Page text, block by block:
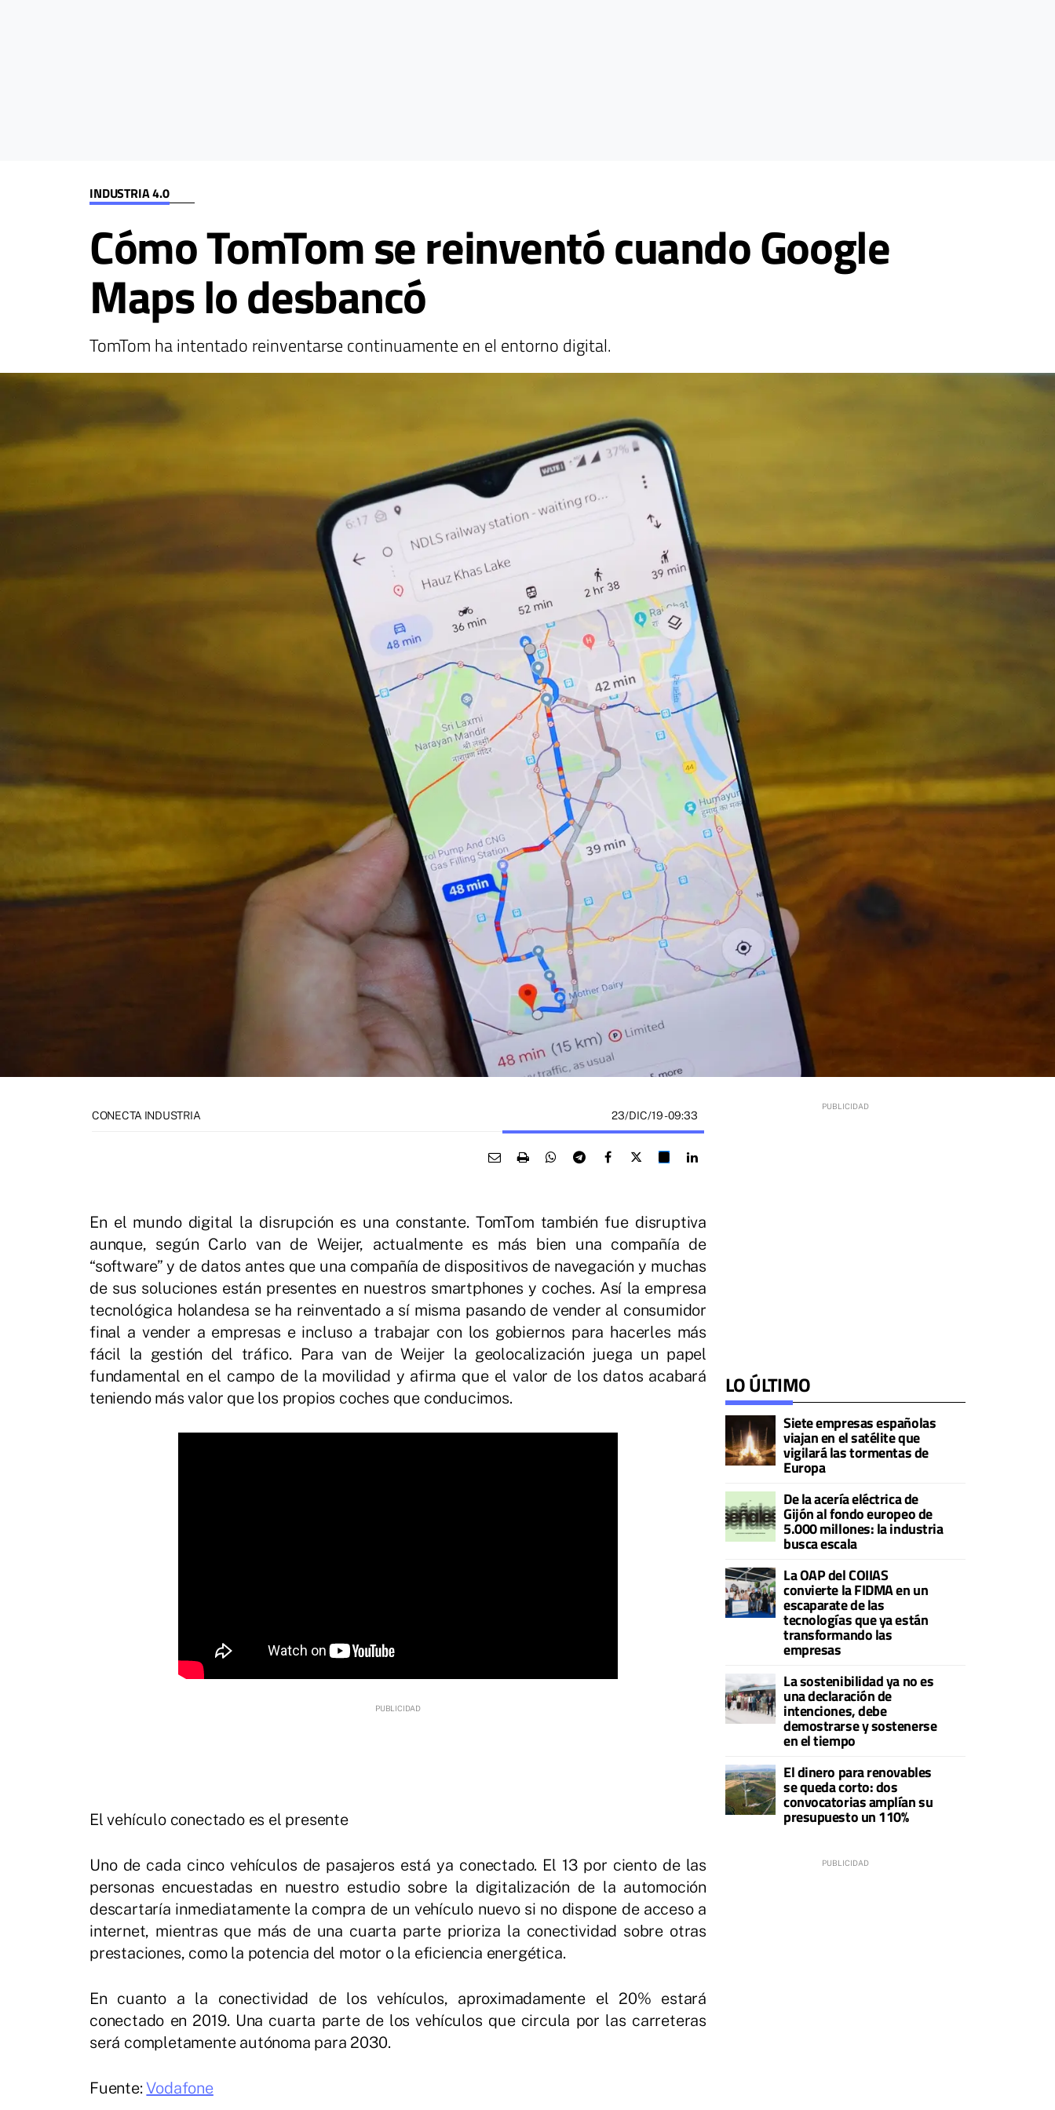
INDUSTRIA 4.0
Cómo TomTom se reinventó cuando Google
Maps lo desbancó
TomTom ha intentado reinventarse continuamente en el entorno digital.
CONECTA INDUSTRIA 23/DIC/19- 09:33
En el mundo digital la disrupción es una constante. TomTom también fue disruptiva
aunque, según Carlo van de Weijer, actualmente es más bien una compañía de
“software” y de datos antes que una compañía de dispositivos de navegación y muchas
de sus soluciones están presentes en nuestros smartphones y coches. Así la empresa
tecnológica holandesa se ha reinventado a sí misma pasando de vender al consumidor
final a vender a empresas e incluso a trabajar con los gobiernos para hacerles más
fácil la gestión del tráfico. Para van de Weijer la geolocalización juega un papel
fundamental en el campo de la movilidad y afirma que el valor de los datos acabará
teniendo más valor que los propios coches que conducimos.
El vehículo conectado es el presente
Uno de cada cinco vehículos de pasajeros está ya conectado. El 13 por ciento de las
personas encuestadas en nuestro estudio sobre la digitalización de la automoción
descartaría inmediatamente la compra de un vehículo nuevo si no dispone de acceso a
internet, mientras que más de una cuarta parte prioriza la conectividad sobre otras
prestaciones, como la potencia del motor o la eficiencia energética.
En cuanto a la conectividad de los vehículos, aproximadamente el 20% estará
conectado en 2019. Una cuarta parte de los vehículos que circula por las carreteras
será completamente autónoma para 2030.
Fuente:Vodafone
LO ÚLTIMO
Siete empresas españolas
viajan en el satélite que
vigilará las tormentas de
Europa
De la acería eléctrica de
Gijón al fondo europeo de
5.000 millones: la industria
busca escala
La OAP del COIIAS
convierte la FIDMA en un
escaparate de las
tecnologías que ya están
transformando las
empresas
La sostenibilidad ya no es
una declaración de
intenciones, debe
demostrarse y sostenerse
en el tiempo
El dinero para renovables
se queda corto: dos
convocatorias amplían su
presupuesto un 110%